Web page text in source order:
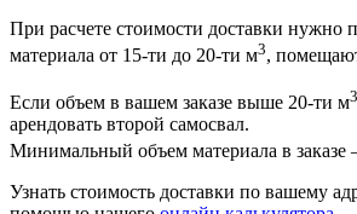
При расчете стоимости доставки нужно
материала от 15-ти до 20-ти м3,
Если объем в вашем заказе выше 20-ти м3
арендовать второй самосвал.
Минимальный объем материала в
Узнать стоимость доставки по вашему